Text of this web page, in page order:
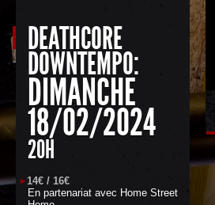
DEATHCORE
DOWNTEMPO:
DIMANCHE
18/02/2024
20H
14€ / 16€
En partenariat avec Home Street